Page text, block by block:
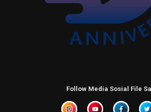
Follow Media Sosial File